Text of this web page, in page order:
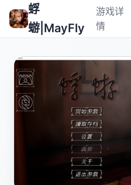
蜉
蝣|MayFly
游戏详
情